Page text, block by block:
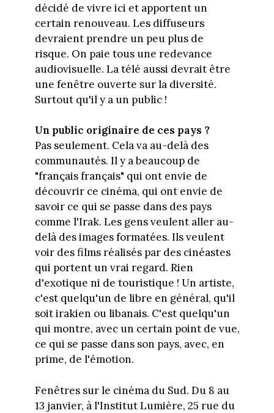
décidé de vivre ici et apportent un
certain renouveau. Les diffuseurs
devraient prendre un peu plus de
risque. On paie tous une redevance
audiovisuelle. La télé aussi devrait être
une fenêtre ouverte sur la diversité.
Surtout qu'il y a un public !
Un public originaire de ces pays ?
Pas seulement. Cela va au-delà des
communautés. Il y a beaucoup de
"français français" qui ont envie de
découvrir ce cinéma, qui ont envie de
savoir ce qui se passe dans des pays
comme l'Irak. Les gens veulent aller au-
delà des images formatées. Ils veulent
voir des films réalisés par des cinéastes
qui portent un vrai regard. Rien
d'exotique ni de touristique ! Un artiste,
c'est quelqu'un de libre en général, qu'il
soit irakien ou libanais. C'est quelqu'un
qui montre, avec un certain point de vue,
ce qui se passe dans son pays, avec, en
prime, de l'émotion.
Fenêtres sur le cinéma du Sud. Du 8 au
13 janvier, à l'Institut Lumière, 25 rue du